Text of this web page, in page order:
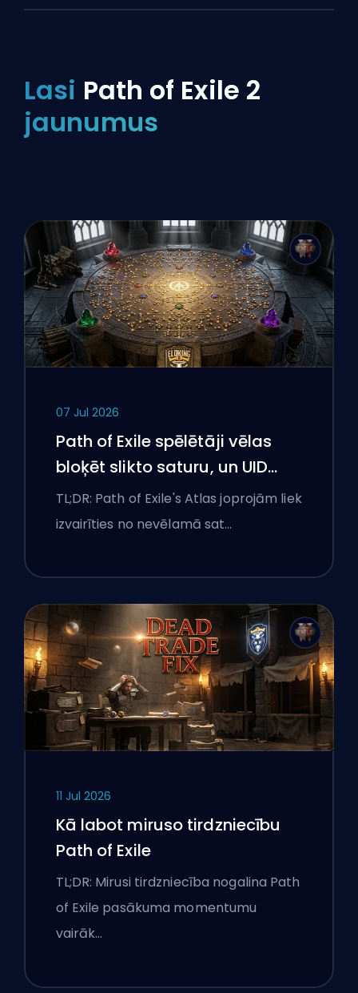
Lasi Path of Exile 2
jaunumus
07 Jul 2026
Path of Exile spēlētāji vēlas
bloķēt slikto saturu, un UID
joprojām cīnās ar viņiem
TL;DR: Path of Exile's Atlas joprojām liek
izvairīties no nevēlamā sat…
11 Jul 2026
Kā labot miruso tirdzniecību
Path of Exile
TL;DR: Mirusi tirdzniecība nogalina Path
of Exile pasākuma momentumu
vairāk…